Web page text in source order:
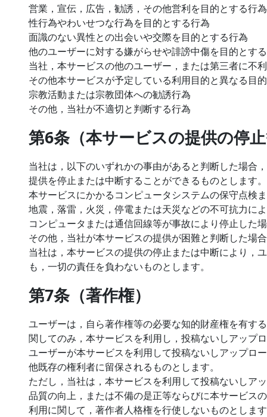
営業，宣伝，広告，勧誘，その他営利を目的とする行
性行為やわいせつな行為を目的とする行為
面識のない異性との出会いや交際を目的とする行為
他のユーザーに対する嫌がらせや誹謗中傷を目的とす
当社，本サービスの他のユーザー，または第三者に不
その他本サービスが予定している利用目的と異なる目
宗教活動または宗教団体への勧誘行為
その他，当社が不適切と判断する行為
第6条（本サービスの提供の停
当社は，以下のいずれかの事由があると判断した場合
提供を停止または中断することができるものとします。
本サービスにかかるコンピュータシステムの保守点検
地震，落雷，火災，停電または天災などの不可抗力に
コンピュータまたは通信回線等が事故により停止した
その他，当社が本サービスの提供が困難と判断した場合
当社は，本サービスの提供の停止または中断により，
も，一切の責任を負わないものとします。
第7条（著作権）
ユーザーは，自ら著作権等の必要な知的財産権を有す
関してのみ，本サービスを利用し，投稿ないしアップ
ユーザーが本サービスを利用して投稿ないしアップロ
他既存の権利者に留保されるものとします。
ただし，当社は，本サービスを利用して投稿ないしア
品質の向上，または不備の是正等ならびに本サービス
利用に関して，著作者人格権を行使しないものとしま